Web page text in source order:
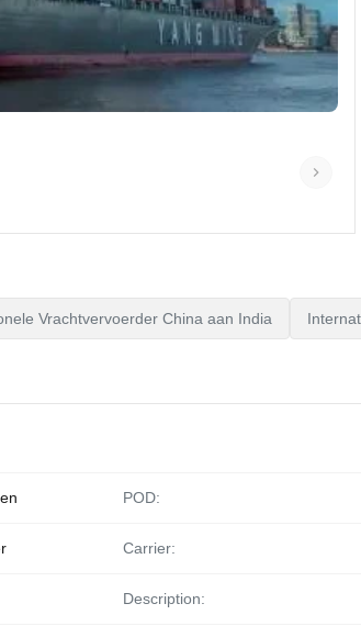
Vrachtvervoerder China aan India
POD:
Carrier:
Description: